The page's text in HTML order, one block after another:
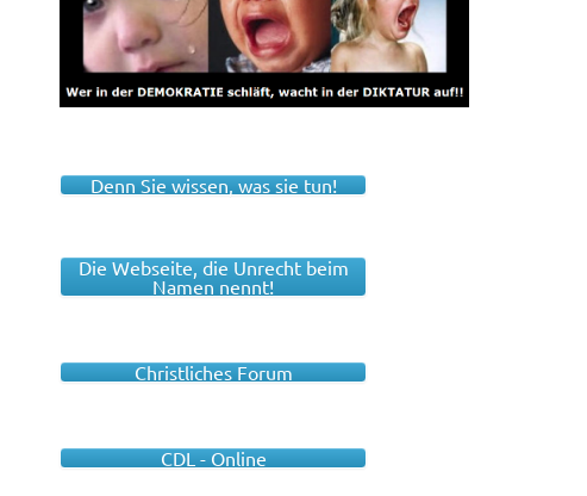
Denn Sie wissen, was sie tun!
Die Webseite, die Unrecht beim
Namen nennt!
Christliches Forum
CDL - Online